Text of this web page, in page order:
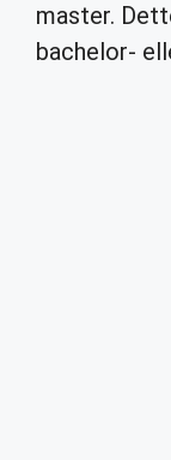
master.
bachelor-